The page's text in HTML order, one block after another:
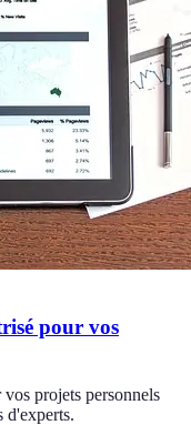
pour vos
projets personnels
d'experts.